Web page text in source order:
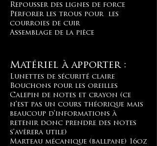
Repousser des lignes de force
Perforer les trous pour les
courroies de cuir
Assemblage de la pièce
Matériel à apporter :
Lunettes de sécurité claire
Bouchons pour les oreilles
Calepin de notes et crayon (ce
n’est pas un cours théorique mais
beaucoup d’informations à
retenir donc prendre des notes
s’avèrera utile)
Marteau mécanique (ballpane) 16oz